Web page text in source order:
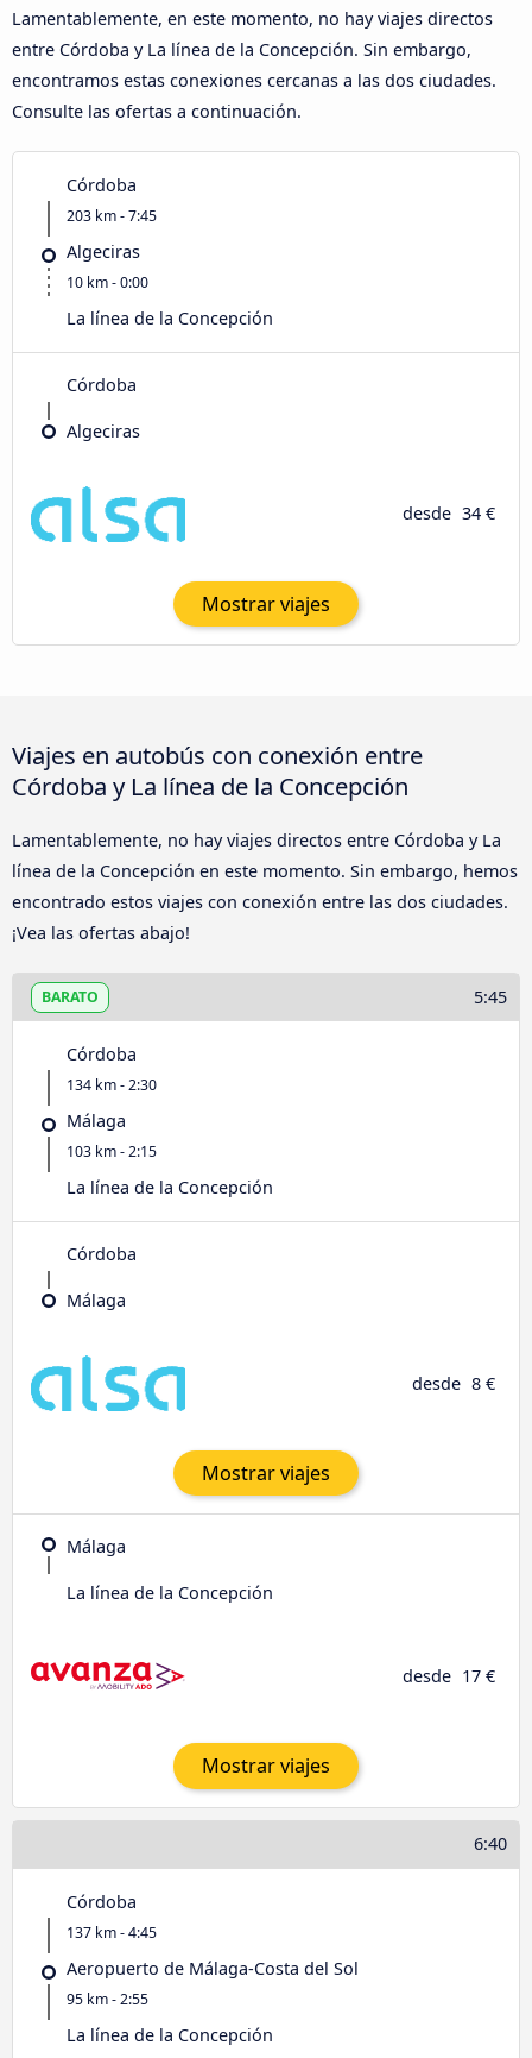
Lamentablemente, en este momento, no hay viajes directos
entre Córdoba y La línea de la Concepción. Sin embargo,
encontramos estas conexiones cercanas a las dos ciudades.
Consulte las ofertas a continuación.
Córdoba
203 km - 7:45
Algeciras
10 km - 0:00
La línea de la Concepción
Córdoba
Algeciras
desde 34 €
Mostrar viajes
Viajes en autobús con conexión entre
Córdoba y La línea de la Concepción
Lamentablemente, no hay viajes directos entre Córdoba y La
línea de la Concepción en este momento. Sin embargo, hemos
encontrado estos viajes con conexión entre las dos ciudades.
¡Vea las ofertas abajo!
BARATO 5:45
Córdoba
134 km - 2:30
Málaga
103 km - 2:15
La línea de la Concepción
Córdoba
Málaga
desde 8 €
Mostrar viajes
Málaga
La línea de la Concepción
desde 17 €
Mostrar viajes
6:40
Córdoba
137 km - 4:45
Aeropuerto de Málaga-Costa del Sol
95 km - 2:55
La línea de la Concepción